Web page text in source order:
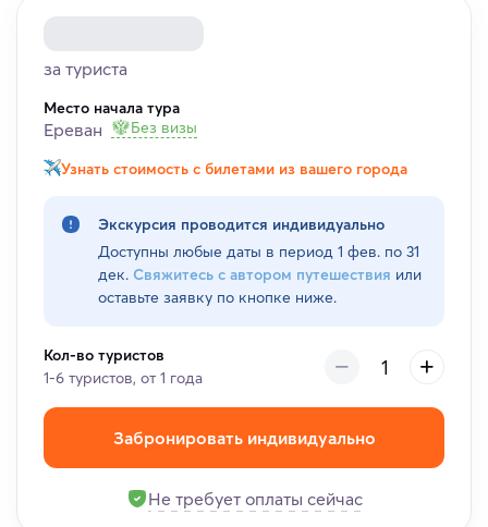
за туриста
Место начала тура
Ереван Без визы
Узнать стоимость с билетами из вашего города
Экскурсия проводится индивидуально
Доступны любые даты в период 1 фев. по 31
дек. Свяжитесь с автором путешествия или
оставьте заявку по кнопке ниже.
Кол-во туристов
1-6 туристов, от 1 года
Забронировать индивидуально
Не требует оплаты сейчас